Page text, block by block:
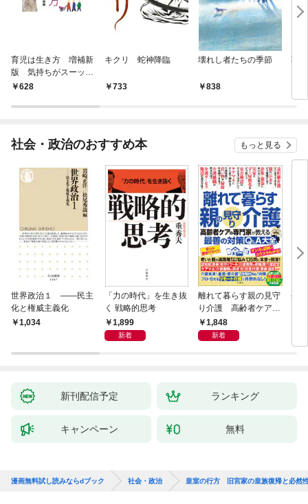
育児は生き方 増補新
版 気持ちがスーッと
楽になる母乳育児入門
628
キクリ 蛇神降臨
733
壊れし者たちの季節
838
朝
社会・政治のおすすめ本 もっと見る
世界政治１ ――民主
化と権威主義化
1,034
「力の時代」を生き抜
く 戦略的思考
1,899
新着
離れて暮らす親の見守
り介護 高齢者ケアの
専門家が教える最善の
対策Q＆A大全
1,848
新着
平
新刊配信予定 ランキング
キャンペーン 無料
漫画無料試し読みならdブック 社会・政治 皇室の行方 旧宮家の皇族復帰と必然